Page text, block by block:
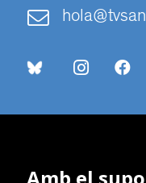
Amb el